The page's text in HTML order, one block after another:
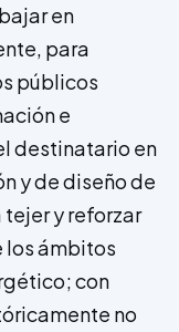
en
para
públicos
e
destinatario en
y de diseño de
y reforzar
los ámbitos
con
no